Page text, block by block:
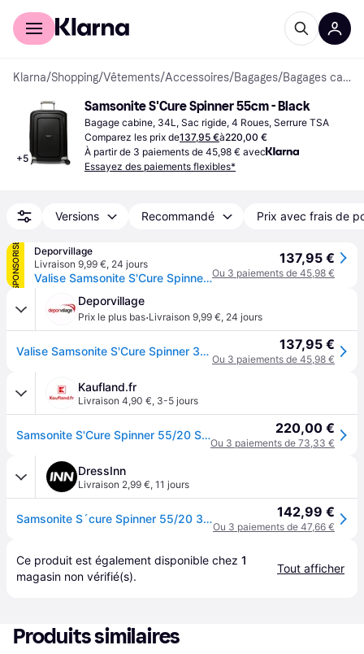
Acheter avec Klarna
Klarna/Shopping/Vêtements/Accessoires/Bagages/ Bagages cabine
+5
Samsonite S'Cure Spinner 55cm - Black
Bagage cabine, 34L, Sac rigide, 4 Roues, Serrure TSA
Comparez les prix de137,95 €à220,00 €
À partir de 3 paiements de 45,98 € avec
Essayez des paiements flexibles*
Versions Recommandé Prix avec frais de
SPONSORISÉ
Deporvillage
Livraison 9,99 €, 24 jours
Valise Samsonite S'Cure Spinner 34L noire. - Black
137,95 €
Ou 3 paiements de 45,98 €
Deporvillage
Prix le plus bas·Livraison 9,99 €, 24 jours
Valise Samsonite S'Cure Spinner 34L noire. - Black 137,95 €
Ou 3 paiements de 45,98 €
Kaufland.fr
Livraison 4,90 €, 3-5 jours
Samsonite S'Cure Spinner 55/20 Série : 10U, Samsonite Couleur:black 220,00 €
Ou 3 paiements de 73,33 €
DressInn
Livraison 2,99 €, 11 jours
Samsonite S´cure Spinner 55/20 34l Trolley Bag Noir 142,99 €
Ou 3 paiements de 47,66 €
Ce produit est également disponible chez 1
magasin non vérifié(s).
Tout afficher
Produits similaires